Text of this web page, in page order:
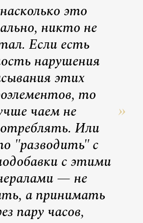
это
никто не
Если есть
нарушения
этих
то
чаем не
Или
"разводить" с
с этими
— не
а принимать
пару часов,